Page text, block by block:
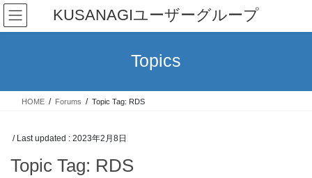
Skip
the
Skip
the
KUSANAGIユーザーグループ
Topics
HOME Forums Topic Tag: RDS
/ Last updated : 2023年2月8日
Topic Tag: RDS